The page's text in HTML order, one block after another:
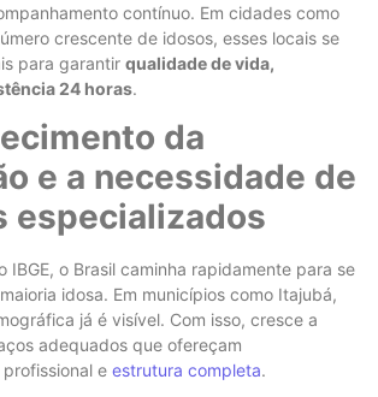
contínuo. Em cidades como
crescente de idosos, esses locais se
para garantir qualidade de vida,
24 horas.
da
e a necessidade de
especializados
IBGE, o Brasil caminha rapidamente para se
idosa. Em municípios como Itajubá,
já é visível. Com isso, cresce a
adequados que ofereçam
e estrutura completa.